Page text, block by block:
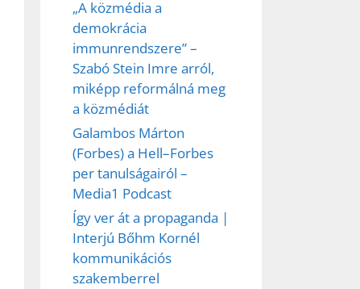
„A közmédia a
demokrácia
immunrendszere” –
Szabó Stein Imre arról,
miképp reformálná meg
a közmédiát
Galambos Márton
(Forbes) a Hell–Forbes
per tanulságairól –
Media1 Podcast
Így ver át a propaganda |
Interjú Bőhm Kornél
kommunikációs
szakemberrel